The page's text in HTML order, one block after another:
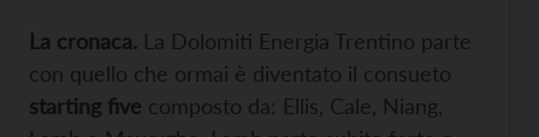
La cronaca. La Dolomiti Energia Trentino parte
con quello che ormai è diventato il consueto
starting five composto da: Ellis, Cale, Niang,